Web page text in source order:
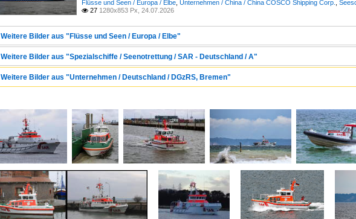
Flüsse und Seen / Europa / Elbe Unternehmen / China / China COSCO Shipping Corp.
 27 1280x853 Px, 24.07.2026
Weitere Bilder aus "Flüsse und Seen / Europa / Elbe"
Weitere Bilder aus "Spezialschiffe / Seenotrettung / SAR - Deutschland / A"
Weitere Bilder aus "Unternehmen / Deutschland / DGzRS, Bremen"